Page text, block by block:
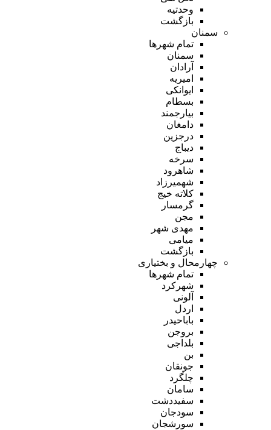
وحدتیه
بازگشت
سمنان
تمام شهر‌ها
سمنان
آرادان
امیریه
ایوانکی
بسطام
بیارجمند
دامغان
درجزین
دیباج
سرخه
شاهرود
شهمیرزاد
کلاته خیج
گرمسار
مجن
مهدی شهر
میامی
بازگشت
چهارمحال و بختیاری
تمام شهر‌ها
شهرکرد
آلونی
اردل
باباحیدر
بروجن
بلداجی
بن
جونقان
چلگرد
سامان
سفیددشت
سودجان
سورشجان